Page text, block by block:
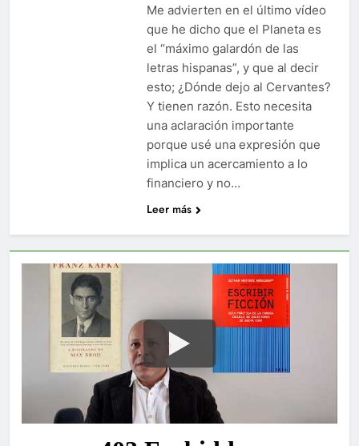
Me advierten en el último vídeo
que he dicho que el Planeta es
el “máximo galardón de las
letras hispanas”, y que al decir
esto; ¿Dónde dejo al Cervantes?
Y tienen razón. Esto necesita
una aclaración importante
porque usé una expresión que
implica un acercamiento a lo
financiero y no…
Leer más